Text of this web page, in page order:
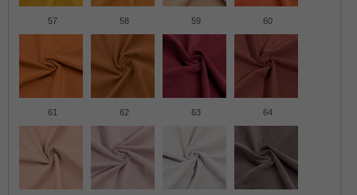
57 58 59 60
61 62 63 64